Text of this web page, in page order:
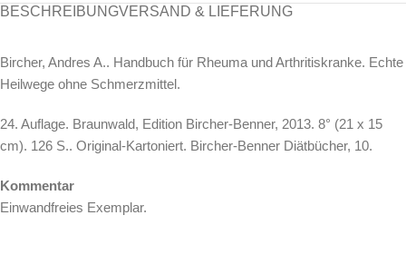
BESCHREIBUNGVERSAND & LIEFERUNG
Bircher, Andres A.. Handbuch für Rheuma und Arthritiskranke. Echte
Heilwege ohne Schmerzmittel.
24. Auflage. Braunwald, Edition Bircher-Benner, 2013. 8° (21 x 15
cm). 126 S.. Original-Kartoniert. Bircher-Benner Diätbücher, 10.
Kommentar
Einwandfreies Exemplar.